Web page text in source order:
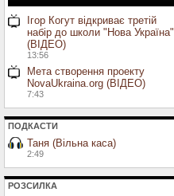
Ігор Когут відкриває третій
набір до школи "Нова Україна"
(ВІДЕО)
13:56
Мета створення проекту
NovaUkraina.org (ВІДЕО)
7:43
ПОДКАСТИ
Таня (Вільна каса)
2:49
РОЗСИЛКА